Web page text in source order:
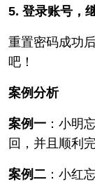
5. 登录账号，
重置密码成功
吧！
案例分析
案例一 ：小明
回，并且顺利
案例二 ：小红